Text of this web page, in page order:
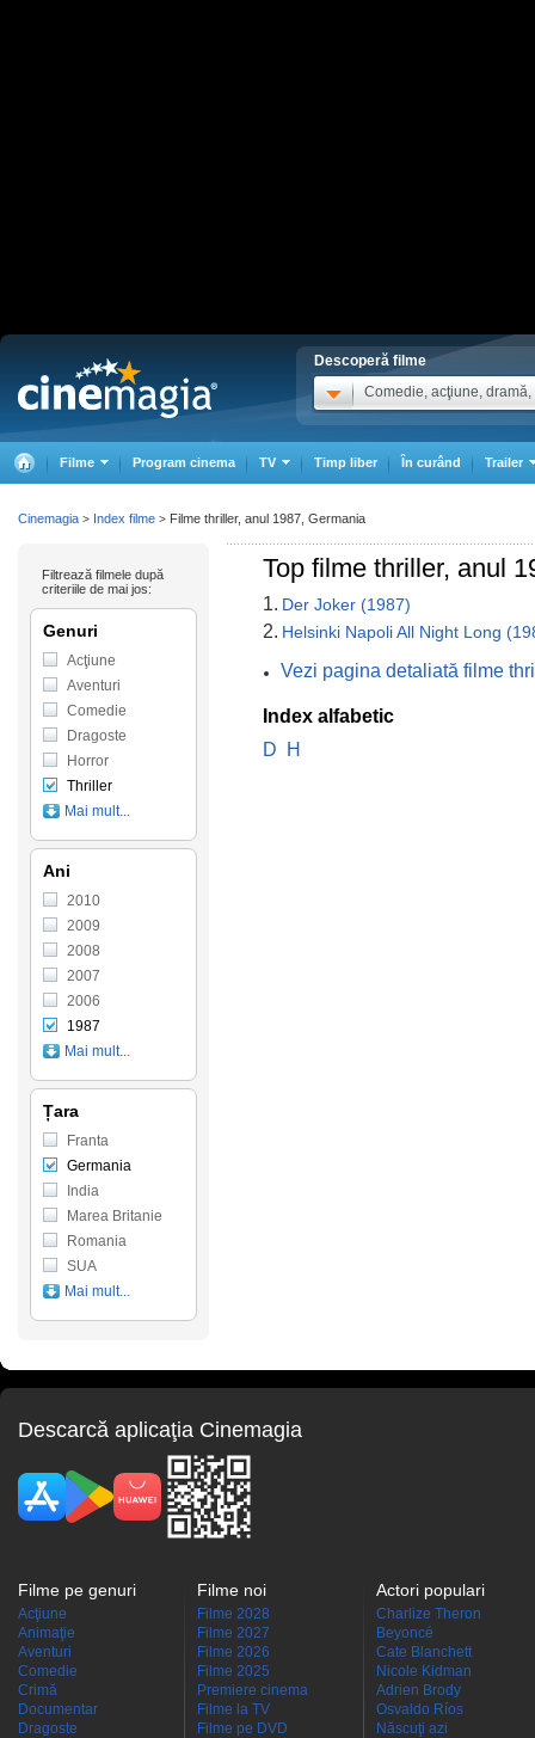
Descoperă filme
Comedie, acţiune, dramă,
Filme Program cinema TV Timp liber În curând Trailer
Top filme thriller, anul
1. Der Joker (1987)
2. Helsinki Napoli All Night Long
Vezi pagina detaliată filme
Index alfabetic
D
H
Filtrează filmele după
criteriile de mai jos:
Genuri
Acţiune
Aventuri
Comedie
Dragoste
Horror
Thriller
Mai mult...
Ani
2010
2009
2008
2007
2006
1987
Mai mult...
Țara
Franta
Germania
India
Marea Britanie
Romania
SUA
Mai mult...
Cinemagia > Index filme > Filme thriller, anul 1987, Germania
Descarcă aplicaţia Cinemagia
Filme pe genuri
Acţiune
Animaţie
Aventuri
Comedie
Crimă
Documentar
Dragoste
Filme noi
Filme 2028
Filme 2027
Filme 2026
Filme 2025
Premiere cinema
Filme la TV
Filme pe DVD
Actori populari
Charlize Theron
Beyoncé
Cate Blanchett
Nicole Kidman
Adrien Brody
Osvaldo Ríos
Născuţi azi